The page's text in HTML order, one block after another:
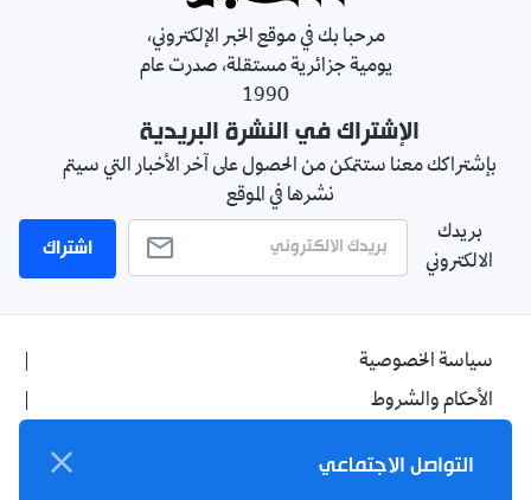
مرحبا بك في موقع الخبر الإلكتروني،
يومية جزائرية مستقلة، صدرت عام
1990
الإشتراك في النشرة البريدية
بإشتراكك معنا ستتمكن من الحصول على آخر الأخبار التي سيتم
نشرها في الموقع
بريدك
الالكتروني
اشتراك
سياسة الخصوصية
الأحكام والشروط
اتصل بنا
التواصل الاجتماعي